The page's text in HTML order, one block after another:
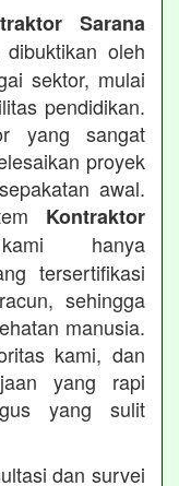
Sarana
oleh
sektor, mulai
pendidikan.
yang sangat
proyek
awal.
Kontraktor
hanya
tersertifikasi
sehingga
manusia.
kami, dan
yang rapi
yang sulit
dan survei